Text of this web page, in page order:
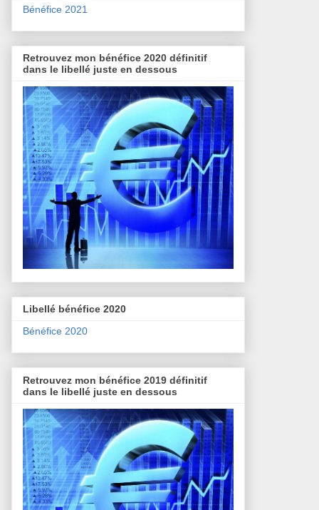
Bénéfice 2021
Retrouvez mon bénéfice 2020 définitif
dans le libellé juste en dessous
Libellé bénéfice 2020
Bénéfice 2020
Retrouvez mon bénéfice 2019 définitif
dans le libellé juste en dessous